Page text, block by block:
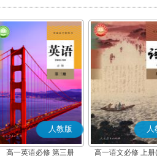
版)
人教版
高一英语必修 第三册
人
高一语文必修 上